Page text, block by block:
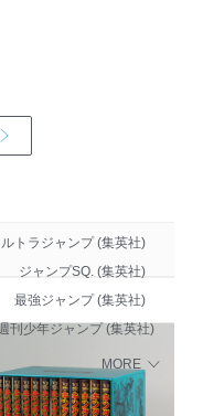
トラジャンプ (集英社)
ジャンプSQ. (集英社)
最強ジャンプ (集英社)
刊少年ジャンプ (集英社)
MORE